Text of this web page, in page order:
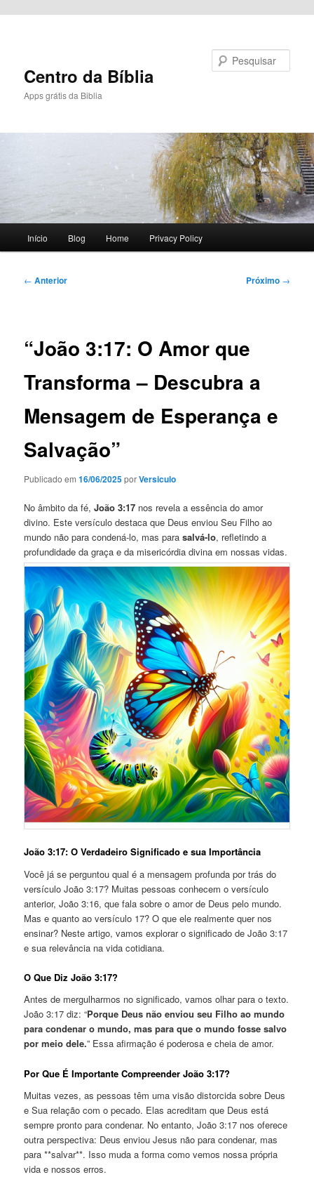
Centro da Bíblia
Apps grátis da Biblia
principal
Início Blog Home Privacy Policy
Navegação
← Anterior Próximo →
“João 3:17: O Amor que
Transforma – Descubra a
Mensagem de Esperança e
Salvação”
Publicado em16/06/2025porVersiculo
No âmbito da fé,João 3:17 nos revela a essência do amor
divino. Este versículo destaca que Deus enviou Seu Filho ao
mundo não para condená-lo, mas parasalvá-lo, refletindo a
profundidade da graça e da misericórdia divina em nossas vidas.
João 3:17: O Verdadeiro Significado e sua Importância
Você já se perguntou qual é a mensagem profunda por trás do
versículo João 3:17? Muitas pessoas conhecem o versículo
anterior, João 3:16, que fala sobre o amor de Deus pelo mundo.
Mas e quanto ao versículo 17? O que ele realmente quer nos
ensinar? Neste artigo, vamos explorar o significado de João 3:17
e sua relevância na vida cotidiana.
O Que Diz João 3:17?
Antes de mergulharmos no significado, vamos olhar para o texto.
João 3:17 diz: “Porque Deus não enviou seu Filho ao mundo
para condenar o mundo, mas para que o mundo fosse salvo
por meio dele.” Essa afirmação é poderosa e cheia de amor.
Por Que É Importante Compreender João 3:17?
Muitas vezes, as pessoas têm uma visão distorcida sobre Deus
e Sua relação com o pecado. Elas acreditam que Deus está
sempre pronto para condenar. No entanto, João 3:17 nos oferece
outra perspectiva: Deus enviou Jesus não para condenar, mas
para **salvar**. Isso muda a forma como vemos nossa própria
vida e nossos erros.